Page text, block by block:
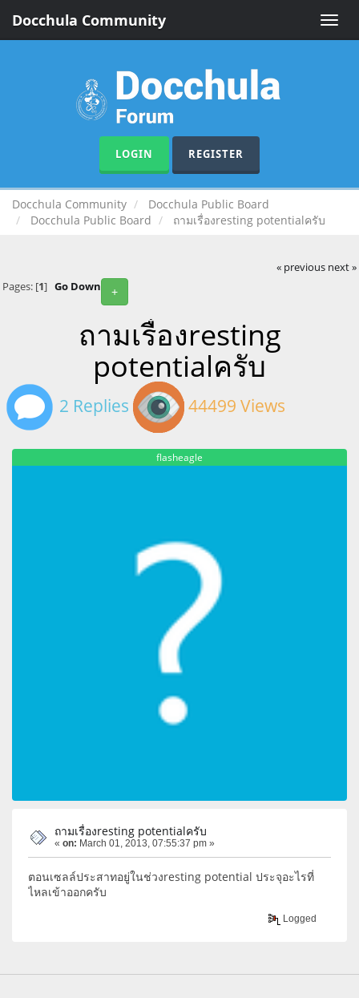
Toggle
Docchula Community
LOGIN REGISTER
Docchula Community
Docchula Public Board
Docchula Public Board
ถามเรื่องresting potentialครับ
« previous next »
+
Pages: [1] Go Down
ถามเรื่องresting
potentialครับ
2 Replies 44499 Views
flasheagle
ถามเรื่องresting potentialครับ
« on: March 01, 2013, 07:55:37 pm »
ตอนเซลล์ประสาทอยู่ในช่วงresting potential ประจุอะไรที่
ไหลเข้าออกครับ
Logged